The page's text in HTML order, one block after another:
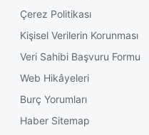
Çerez Politikası
Kişisel Verilerin Korunması
Veri Sahibi Başvuru Formu
Web Hikâyeleri
Burç Yorumları
Haber Sitemap